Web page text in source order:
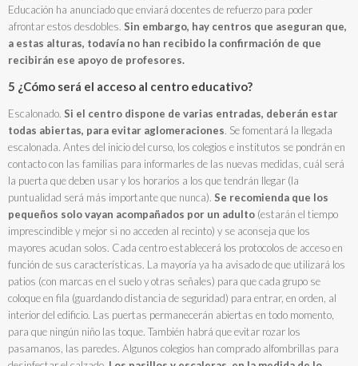
Educación ha anunciado que enviará docentes de refuerzo para poder
afrontar estos desdobles. Sin embargo, hay centros que aseguran que,
a estas alturas, todavía no han recibido la confirmación de que
recibirán ese apoyo de profesores.
5 ¿Cómo será el acceso al centro educativo?
Escalonado. Si el centro dispone de varias entradas, deberán estar
todas abiertas, para evitar aglomeraciones. Se fomentará la llegada
escalonada. Antes del inicio del curso, los colegios e institutos se pondrán en
contacto con las familias para informarles de las nuevas medidas, cuál será
la puerta que deben usar y los horarios a los que tendrán llegar (la
puntualidad será más importante que nunca). Se recomienda que los
pequeños solo vayan acompañados por un adulto (estarán el tiempo
imprescindible y mejor si no acceden al recinto) y se aconseja que los
mayores acudan solos. Cada centro establecerá los protocolos de acceso en
función de sus características. La mayoría ya ha avisado de que utilizará los
patios (con marcas en el suelo y otras señales) para que cada grupo se
coloque en fila (guardando distancia de seguridad) para entrar, en orden, al
interior del edificio. Las puertas permanecerán abiertas en todo momento,
para que ningún niño las toque. También habrá que evitar rozar los
pasamanos, las paredes. Algunos colegios han comprado alfombrillas para